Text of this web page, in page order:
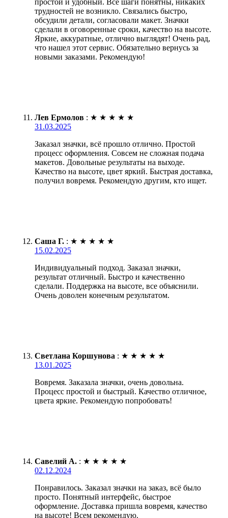
трудностей не возникло. Связались быстро,
обсудили детали, согласовали макет. Значки
сделали в оговоренные сроки, качество на высоте.
Яркие, аккуратные, отлично выглядят! Очень рад,
что нашел этот сервис. Обязательно вернусь за
новыми заказами. Рекомендую!
Лев Ермолов : ★ ★ ★ ★ ★
31.03.2025
Заказал значки, всё прошло отлично. Простой
процесс оформления. Совсем не сложная подача
макетов. Довольные результаты на выходе.
Качество на высоте, цвет яркий. Быстрая доставка,
получил вовремя. Рекомендую другим, кто ищет.
Саша Г. : ★ ★ ★ ★ ★
15.02.2025
Индивидуальный подход. Заказал значки,
результат отличный. Быстро и качественно
сделали. Поддержка на высоте, все объяснили.
Очень доволен конечным результатом.
Светлана Коршунова : ★ ★ ★ ★ ★
13.01.2025
Вовремя. Заказала значки, очень довольна.
Процесс простой и быстрый. Качество отличное,
цвета яркие. Рекомендую попробовать!
Савелий А. : ★ ★ ★ ★ ★
02.12.2024
Понравилось. Заказал значки на заказ, всё было
просто. Понятный интерфейс, быстрое
оформление. Доставка пришла вовремя, качество
на высоте! Всем рекомендую.